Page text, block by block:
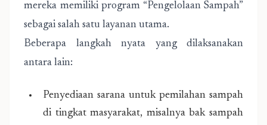
mereka memiliki program “Pengelolaan Sampah”
sebagai salah satu layanan utama.
Beberapa langkah nyata yang dilaksanakan
antara lain:
Penyediaan sarana untuk pemilahan sampah
di tingkat masyarakat, misalnya bak sampah